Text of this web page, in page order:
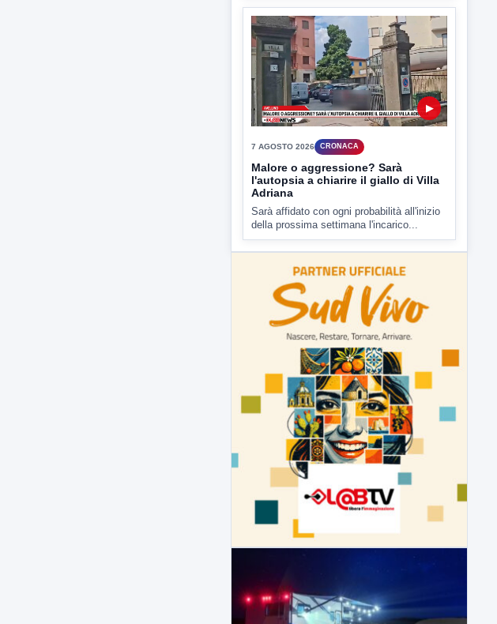
7 AGOSTO 2026 CRONACA
Ponte Valentino,21enne indagato:
ipotesi duplice omicidio stradale
Incidente mortale a Ponte Valentino,
indagato il 21enne alla guida...
CRONACA
Malore o aggressione? Sarà
l'autopsia a chiarire il giallo di Villa
Adriana
Sarà affidato con ogni probabilità all'inizio
della prossima settimana l'incarico...